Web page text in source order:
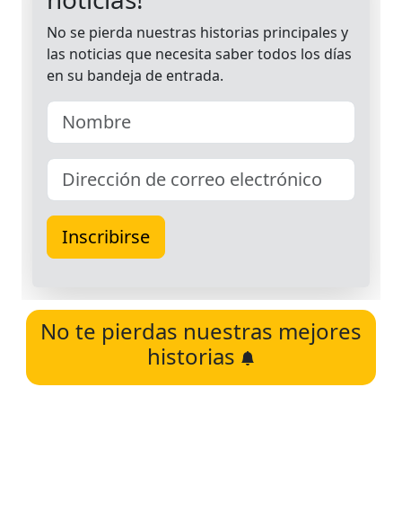
No te pierdas nuestras mejores
historias